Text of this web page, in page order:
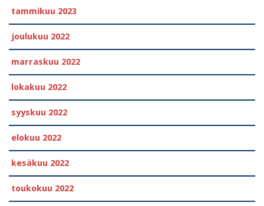
tammikuu 2023
joulukuu 2022
marraskuu 2022
lokakuu 2022
syyskuu 2022
elokuu 2022
kesäkuu 2022
toukokuu 2022